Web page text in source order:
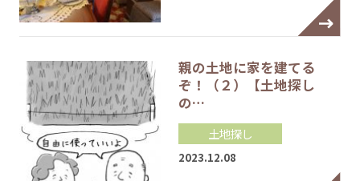
親の土地に家を建てる
ぞ！（２）【土地探し
の…
土地探し
2023.12.08